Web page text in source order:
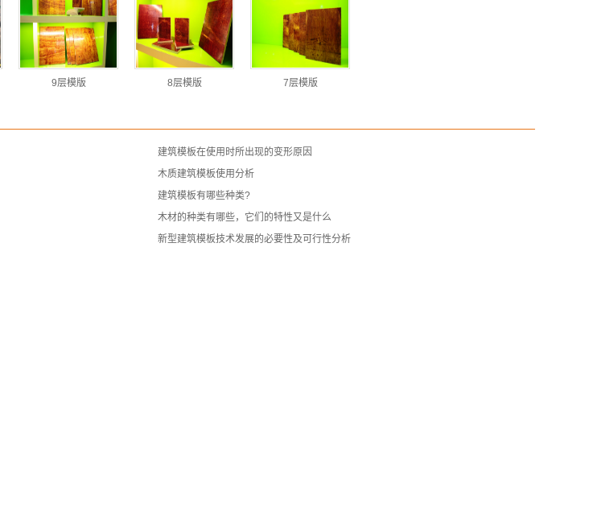
9层模版 8层模版 7层模版
建筑模板在使用时所出现的变形原因
木质建筑模板使用分析
建筑模板有哪些种类?
木材的种类有哪些，它们的特性又是什么
新型建筑模板技术发展的必要性及可行性分析